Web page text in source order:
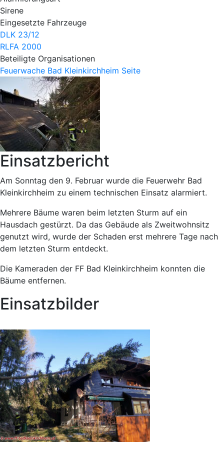
Sirene
Eingesetzte Fahrzeuge
DLK 23/12
RLFA 2000
Beteiligte Organisationen
Feuerwache Bad Kleinkirchheim Seite
Einsatzbericht
Am Sonntag den 9. Februar wurde die Feuerwehr Bad
Kleinkirchheim zu einem technischen Einsatz alarmiert.
Mehrere Bäume waren beim letzten Sturm auf ein
Hausdach gestürzt. Da das Gebäude als Zweitwohnsitz
genutzt wird, wurde der Schaden erst mehrere Tage nach
dem letzten Sturm entdeckt.
Die Kameraden der FF Bad Kleinkirchheim konnten die
Bäume entfernen.
Einsatzbilder